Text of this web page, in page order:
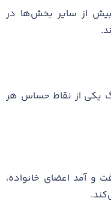
از سایر بخش‌ها در
یکی از نقاط حساس هر
و آمد اعضای خانواده،